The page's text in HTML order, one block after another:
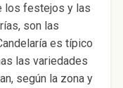
los festejos y las
son las
es típico
las variedades
según la zona y